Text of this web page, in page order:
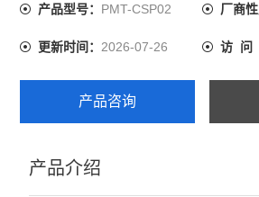
产品型号： PMT-CSP02 厂商性
更新时间：2026-07-26 访 问
产品咨询
产品介绍